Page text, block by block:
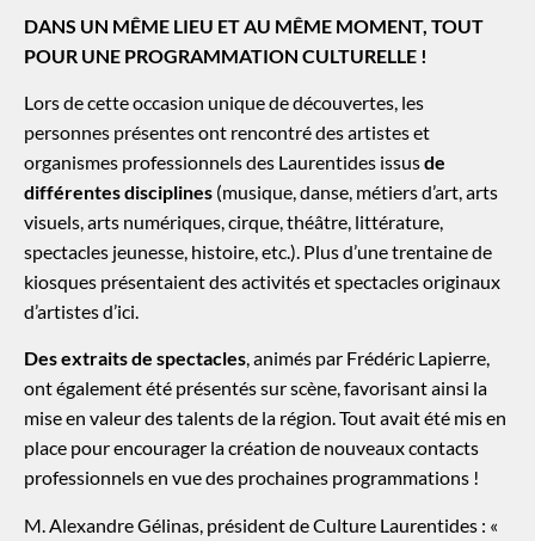
DANS UN MÊME LIEU ET AU MÊME MOMENT, TOUT
POUR UNE PROGRAMMATION CULTURELLE !
Lors de cette occasion unique de découvertes, les
personnes présentes ont rencontré des artistes et
organismes professionnels des Laurentides issusde
différentes disciplines (musique, danse, métiers d’art, arts
visuels, arts numériques, cirque, théâtre, littérature,
spectacles jeunesse, histoire, etc.). Plus d’une trentaine de
kiosques présentaient des activités et spectacles originaux
d’artistes d’ici.
Des extraits de spectacles, animés par Frédéric Lapierre,
ont également été présentés sur scène, favorisant ainsi la
mise en valeur des talents de la région. Tout avait été mis en
place pour encourager la création de nouveaux contacts
professionnels en vue des prochaines programmations !
M. Alexandre Gélinas, président de Culture Laurentides : «